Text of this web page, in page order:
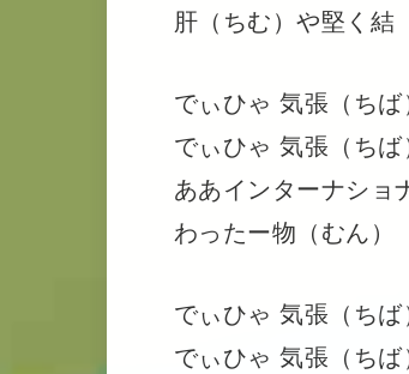
肝（ちむ）や堅く結
でぃひゃ 気張（ちば
でぃひゃ 気張（ちば
ああインターナショ
わったー物（むん）
でぃひゃ 気張（ちば
でぃひゃ 気張（ちば